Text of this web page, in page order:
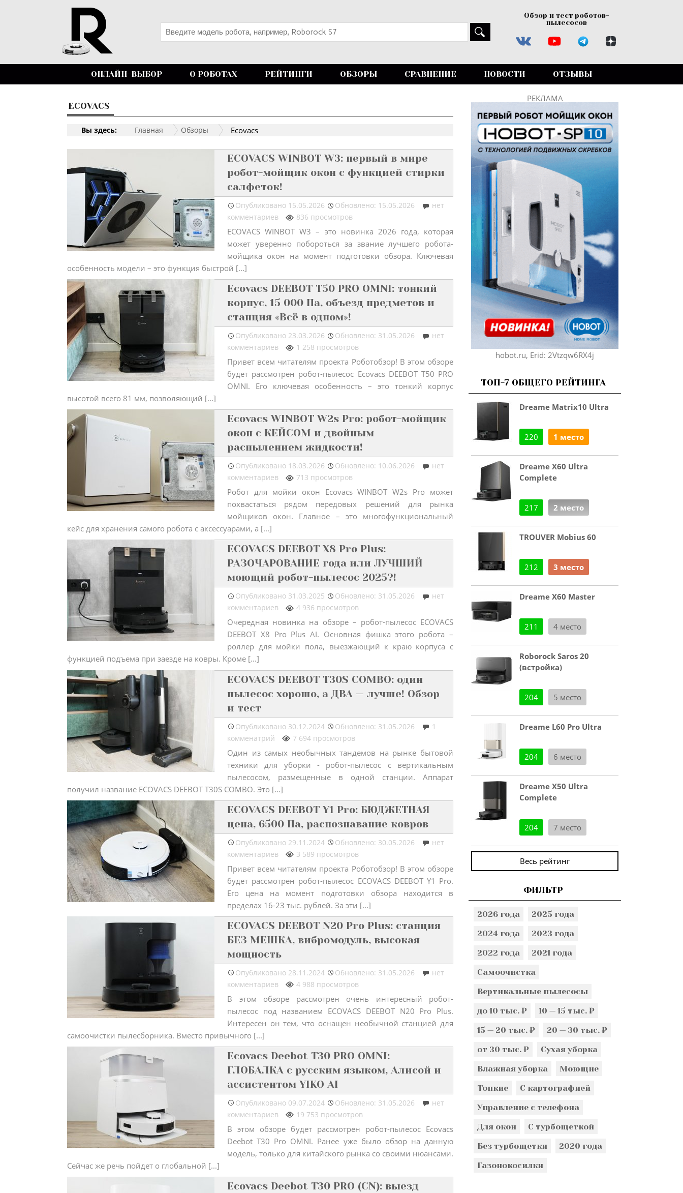
Обзор и тест роботов-
пылесосов
ОНЛАЙН-ВЫБОР О РОБОТАХ РЕЙТИНГИ ОБЗОРЫ СРАВНЕНИЕ НОВОСТИ ОТЗЫВЫ
ECOVACS
Вы здесь: Главная Обзоры Ecovacs
ECOVACS WINBOT W3: первый в мире
робот-мойщик окон с функцией стирки
салфеток!
Опубликовано 15.05.2026 Обновлено: 15.05.2026
нет
комментариев
836 просмотров
ECOVACS WINBOT W3 – это новинка 2026 года, которая
может уверенно побороться за звание лучшего робота-
мойщика окон на момент подготовки обзора. Ключевая
особенность модели – это функция быстрой [...]
Ecovacs DEEBOT T50 PRO OMNI: тонкий
корпус, 15 000 Па, объезд предметов и
станция «Всё в одном»!
Опубликовано 23.03.2026 Обновлено: 31.05.2026
нет
комментариев
1 258 просмотров
Привет всем читателям проекта Роботобзор! В этом обзоре
будет рассмотрен робот-пылесос Ecovacs DEEBOT T50 PRO
OMNI. Его ключевая особенность – это тонкий корпус
высотой всего 81 мм, позволяющий [...]
Ecovacs WINBOT W2s Pro: робот-мойщик
окон с КЕЙСОМ и двойным
распылением жидкости!
Опубликовано 18.03.2026 Обновлено: 10.06.2026
нет
комментариев
713 просмотров
Робот для мойки окон Ecovacs WINBOT W2s Pro может
похвастаться рядом передовых решений для рынка
мойщиков окон. Главное – это многофункциональный
кейс для хранения самого робота с аксессуарами, а [...]
ECOVACS DEEBOT X8 Pro Plus:
РАЗОЧАРОВАНИЕ года или ЛУЧШИЙ
моющий робот-пылесос 2025?!
Опубликовано 31.03.2025 Обновлено: 31.05.2026
нет
комментариев
4 936 просмотров
Очередная новинка на обзоре – робот-пылесос ECOVACS
DEEBOT X8 Pro Plus AI. Основная фишка этого робота –
роллер для мойки пола, выезжающий к краю корпуса с
функцией подъема при заезде на ковры. Кроме [...]
ECOVACS DEEBOT T30S COMBO: один
пылесос хорошо, а ДВА — лучше! Обзор
и тест
Опубликовано 30.12.2024 Обновлено: 31.05.2026
1
комменатрий
7 694 просмотров
Один из самых необычных тандемов на рынке бытовой
техники для уборки - робот-пылесос с вертикальным
пылесосом, размещенные в одной станции. Аппарат
получил название ECOVACS DEEBOT T30S COMBO. Это [...]
ECOVACS DEEBOT Y1 Pro: БЮДЖЕТНАЯ
цена, 6500 Па, распознавание ковров
Опубликовано 29.11.2024 Обновлено: 30.05.2026
нет
комментариев
3 589 просмотров
Привет всем читателям проекта Роботобзор! В этом обзоре
будет рассмотрен робот-пылесос ECOVACS DEEBOT Y1 Pro.
Его цена на момент подготовки обзора находится в
пределах 16-23 тыс. рублей. За эти [...]
ECOVACS DEEBOT N20 Pro Plus: станция
БЕЗ МЕШКА, вибромодуль, высокая
мощность
Опубликовано 28.11.2024 Обновлено: 31.05.2026
нет
комментариев
4 988 просмотров
В этом обзоре рассмотрен очень интересный робот-
пылесос под названием ECOVACS DEEBOT N20 Pro Plus.
Интересен он тем, что оснащен необычной станцией для
самоочистки пылесборника. Вместо привычного [...]
Ecovacs Deebot T30 PRO OMNI:
ГЛОБАЛКА с русским языком, Алисой и
ассистентом YIKO AI
Опубликовано 09.07.2024 Обновлено: 31.05.2026
нет
комментариев
19 753 просмотров
В этом обзоре будет рассмотрен робот-пылесос Ecovacs
Deebot T30 Pro OMNI. Ранее уже было обзор на данную
модель, только для китайского рынка со своими нюансами.
Сейчас же речь пойдет о глобальной [...]
Ecovacs Deebot T30 PRO (CN): выезд
РЕКЛАМА
hobot.ru, Erid: 2Vtzqw6RX4j
ТОП-7 ОБЩЕГО РЕЙТИНГА
Dreame Matrix10 Ultra
220 1 место
Dreame X60 Ultra
Complete
217 2 место
TROUVER Mobius 60
212 3 место
Dreame X60 Master
211 4 место
Roborock Saros 20
(встройка)
204 5 место
Dreame L60 Pro Ultra
204 6 место
Dreame X50 Ultra
Complete
204 7 место
Весь рейтинг
ФИЛЬТР
2026 года
2025 года
2024 года
2023 года
2022 года
2021 года
Самоочистка
Вертикальные пылесосы
до 10 тыс. ₽
10 — 15 тыс. ₽
15 — 20 тыс. ₽
20 — 30 тыс. ₽
от 30 тыс. ₽
Сухая уборка
Влажная уборка
Моющие
Тонкие
С картографией
Управление с телефона
Для окон
С турбощеткой
Без турбощетки
2020 года
Газонокосилки